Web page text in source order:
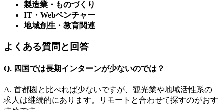
製造業・ものづくり
IT・Webベンチャー
地域創生・教育関連
よくある質問と回答
Q. 四国では長期インターンが少ないのでは？
A. 首都圏と比べれば少ないですが、観光業や地域活性系の
求人は継続的にあります。リモートと合わせて探すのがおす